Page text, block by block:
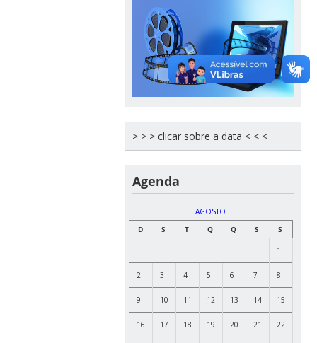
> > > clicar sobre a data < < <
Agenda
AGOSTO
D
S T Q Q S S
1
2 3 4 5 6 7 8
9 10 11 12 13 14 15
16 17 18 19 20 21 22